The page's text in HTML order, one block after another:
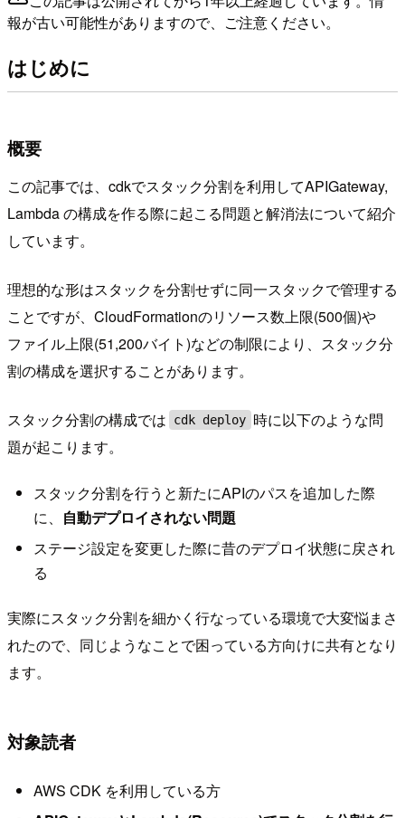
報が古い可能性がありますので、ご注意ください。
はじめに
概要
この記事では、cdkでスタック分割を利用してAPIGateway,
Lambda の構成を作る際に起こる問題と解消法について紹介
しています。
理想的な形はスタックを分割せずに同一スタックで管理する
ことですが、CloudFormationのリソース数上限(500個)や
ファイル上限(51,200バイト)などの制限により、スタック分
割の構成を選択することがあります。
スタック分割の構成では cdk deploy 時に以下のような問
題が起こります。
スタック分割を行うと新たにAPIのパスを追加した際
に、 自動デプロイされない問題
ステージ設定を変更した際に昔のデプロイ状態に戻され
る
実際にスタック分割を細かく行なっている環境で大変悩まさ
れたので、同じようなことで困っている方向けに共有となり
ます。
対象読者
AWS CDK を利用している方